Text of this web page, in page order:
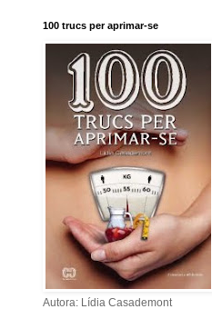
100 trucs per aprimar-se
Autora: Lídia Casademont